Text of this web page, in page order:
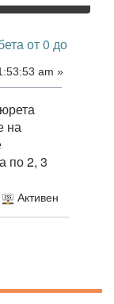
от 0 до
am »
на
по 2, 3
Активен